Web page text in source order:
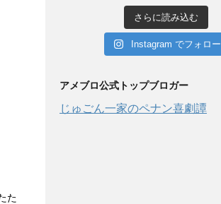
た
さらに読み込む
Instagram でフォロー
アメブロ公式トップブロガー
じゅごん一家のペナン喜劇譚